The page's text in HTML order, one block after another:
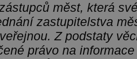
měst, která
zastupitelstva
Z podstaty
právo na